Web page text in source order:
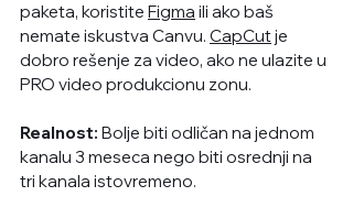
paketa, koristite Figma ili ako baš
nemate iskustva Canvu. CapCut je
dobro rešenje za video, ako ne ulazite u
PRO video produkcionu zonu.
Realnost: Bolje biti odličan na jednom
kanalu 3 meseca nego biti osrednji na
tri kanala istovremeno.